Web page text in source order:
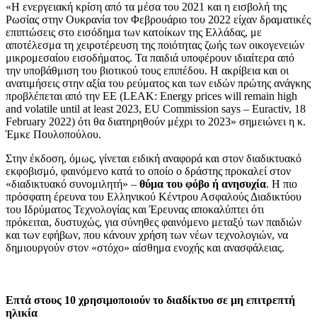
«Η ενεργειακή κρίση από τα μέσα του 2021 και η εισβολή της
Ρωσίας στην Ουκρανία τον Φεβρουάριο του 2022 είχαν δραματικές
επιπτώσεις στο εισόδημα των κατοίκων της Ελλάδας, με
αποτέλεσμα τη χειροτέρευση της ποιότητας ζωής των οικογενειών
μικρομεσαίου εισοδήματος. Τα παιδιά υποφέρουν ιδιαίτερα από
την υποβάθμιση του βιοτικού τους επιπέδου. Η ακρίβεια και οι
ανατιμήσεις στην αξία του ρεύματος και των ειδών πρώτης ανάγκης
προβλέπεται από την ΕΕ (LEAK: Energy prices will remain high
and volatile until at least 2023, EU Commission says – Euractiv, 18
February 2022) ότι θα διατηρηθούν μέχρι το 2023» σημειώνει η κ.
Έμκε Πουλοπούλου.
Στην έκδοση, όμως, γίνεται ειδική αναφορά και στον διαδικτυακό
εκφοβισμό, φαινόμενο κατά το οποίο ο δράστης προκαλεί στον
«διαδικτυακό συνομιλητή» – θύμα του φόβο ή ανησυχία. Η πιο
πρόσφατη έρευνα του Ελληνικού Κέντρου Ασφαλούς Διαδικτύου
του Ιδρύματος Τεχνολογίας και Έρευνας αποκαλύπτει ότι
πρόκειται, δυστυχώς, για σύνηθες φαινόμενο μεταξύ των παιδιών
και των εφήβων, που κάνουν χρήση των νέων τεχνολογιών, να
δημιουργούν στον «στόχο» αίσθημα ενοχής και ανασφάλειας.
Επτά στους 10 χρησιμοποιούν το διαδίκτυο σε μη επιτρεπτή
ηλικία